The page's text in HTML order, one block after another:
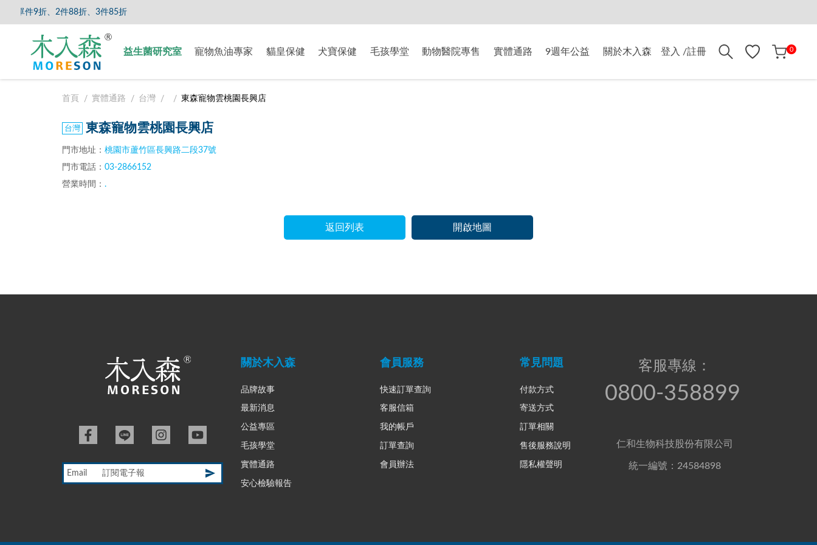
單件9折、2件88折、3件85折
益生菌研究室 寵物魚油專家 貓皇保健 犬寶保健 毛孩學堂 動物醫院專售 實體通路 9週年公益 關於木入森 登入 /註冊 0
首頁 實體通路 台灣 東森寵物雲桃園長興店
東森寵物雲桃園長興店
門市地址： 桃園市蘆竹區長興路二段37號
門市電話： 03-2866152
營業時間： .
返回列表 開啟地圖
客服專線：
0800-358899
仁和生物科技股份有限公司
統一編號：24584898
關於木入森
品牌故事
最新消息
公益專區
毛孩學堂
實體通路
安心檢驗報告
會員服務
快速訂單查詢
客服信箱
我的帳戶
訂單查詢
會員辦法
常見問題
付款方式
寄送方式
訂單相關
售後服務說明
隱私權聲明
Email